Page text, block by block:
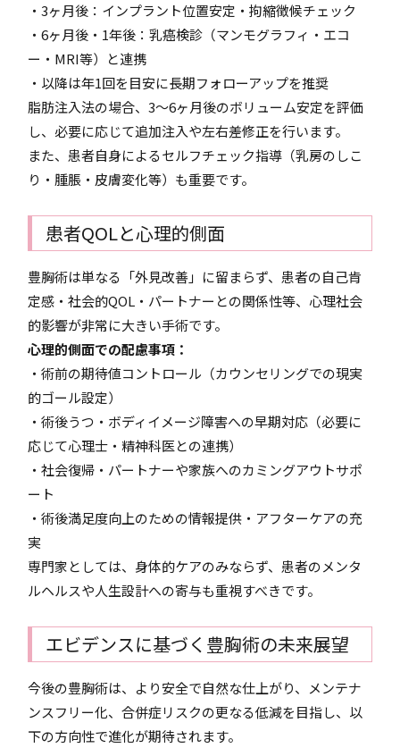
・3ヶ月後：インプラント位置安定・拘縮徴候チェック
・6ヶ月後・1年後：乳癌検診（マンモグラフィ・エコ
ー・MRI等）と連携
・以降は年1回を目安に長期フォローアップを推奨
脂肪注入法の場合、3〜6ヶ月後のボリューム安定を評価
し、必要に応じて追加注入や左右差修正を行います。
また、患者自身によるセルフチェック指導（乳房のしこ
り・腫脹・皮膚変化等）も重要です。
患者QOLと心理的側面
豊胸術は単なる「外見改善」に留まらず、患者の自己肯
定感・社会的QOL・パートナーとの関係性等、心理社会
的影響が非常に大きい手術です。
心理的側面での配慮事項：
・術前の期待値コントロール（カウンセリングでの現実
的ゴール設定）
・術後うつ・ボディイメージ障害への早期対応（必要に
応じて心理士・精神科医との連携）
・社会復帰・パートナーや家族へのカミングアウトサポ
ート
・術後満足度向上のための情報提供・アフターケアの充
実
専門家としては、身体的ケアのみならず、患者のメンタ
ルヘルスや人生設計への寄与も重視すべきです。
エビデンスに基づく豊胸術の未来展望
今後の豊胸術は、より安全で自然な仕上がり、メンテナ
ンスフリー化、合併症リスクの更なる低減を目指し、以
下の方向性で進化が期待されます。